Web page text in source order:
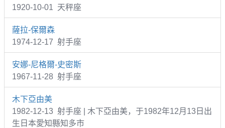
1920-10-01 天秤座
薩拉-保爾森
1974-12-17 射手座
安娜-尼格爾-史密斯
1967-11-28 射手座
木下亞由美
1982-12-13 射手座 | 木下亞由美，于1982年12月13日出
生日本愛知縣知多市